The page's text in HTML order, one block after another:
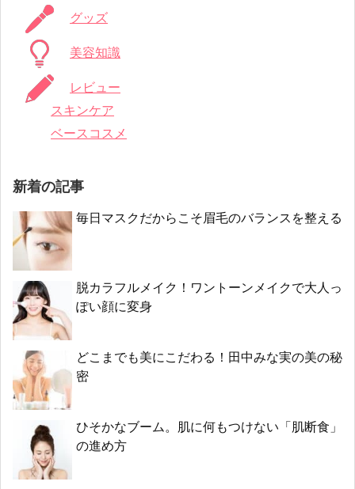
グッズ
美容知識
レビュー
スキンケア
ベースコスメ
新着の記事
毎日マスクだからこそ眉毛のバランスを整える
脱カラフルメイク！ワントーンメイクで大人っ
ぽい顔に変身
どこまでも美にこだわる！田中みな実の美の秘
密
ひそかなブーム。肌に何もつけない「肌断食」
の進め方